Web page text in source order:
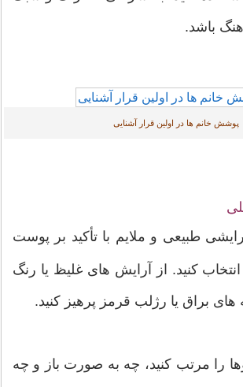
باشد.
پوشش خانم ها در اولین قرار آشنایی
طبیعی و ملایم با تأکید بر پوست
کنید. از آرایش های غلیظ یا رنگ
های براق یا رژلب قرمز پرهیز کنید.
را مرتب کنید، چه به صورت باز و چه